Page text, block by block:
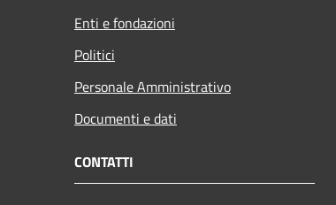
Enti e fondazioni
Politici
Personale Amministrativo
Documenti e dati
CONTATTI